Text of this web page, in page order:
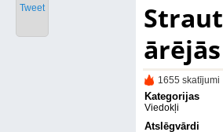
1655 skatījumi
Kategorijas
Viedokļi
Atslēgvārdi
Tweet